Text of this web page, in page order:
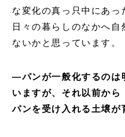
な変化の真っ只中にあっ
日々の暮らしのなかへ
ないかと思っています。
—パンが一般化するのは
いますが、それ以前か
パンを受け入れる土壌が